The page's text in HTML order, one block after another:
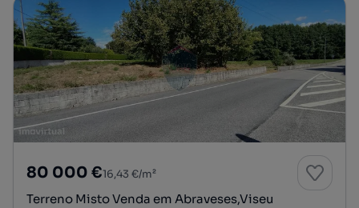
80 000 €16,43 €/m²
Terreno Misto Venda em Abraveses,Viseu